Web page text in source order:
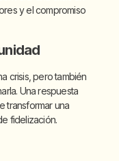
y el compromiso
crisis, pero también
Una respuesta
transformar una
fidelización.